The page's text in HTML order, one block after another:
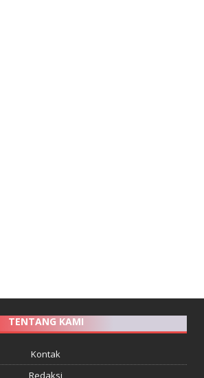
TENTANG KAMI
Kontak
Redaksi